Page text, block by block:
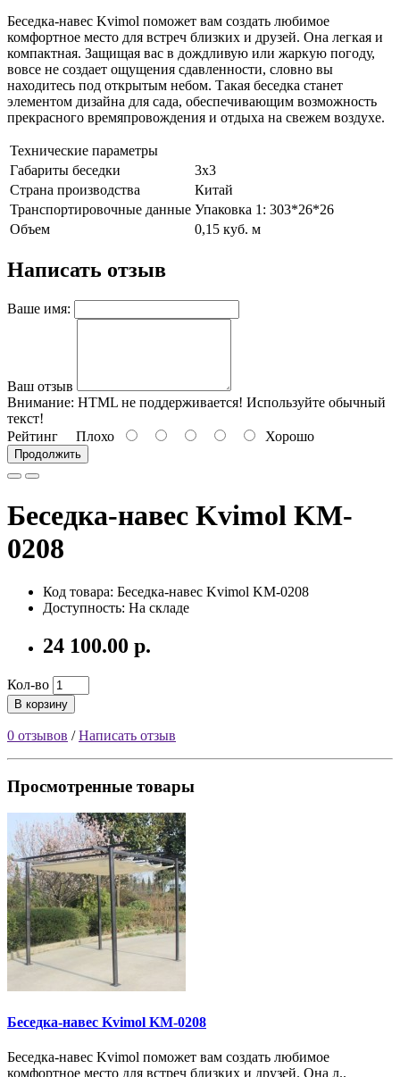
Беседка-навес Kvimol поможет вам создать любимое
комфортное место для встреч близких и друзей. Она легкая и
компактная. Защищая вас в дождливую или жаркую погоду,
вовсе не создает ощущения сдавленности, словно вы
находитесь под открытым небом. Такая беседка станет
элементом дизайна для сада, обеспечивающим возможность
прекрасного времяпровождения и отдыха на свежем воздухе.
Технические параметры
Габариты беседки
3x3
Страна производства
Китай
Транспортировочные данные Упаковка 1: 303*26*26
Объем
0,15 куб. м
Написать отзыв
Ваше имя:
Ваш отзыв
Внимание: HTML не поддерживается! Используйте обычный
текст!
Рейтинг Плохо Хорошо
Продолжить
Беседка-навес Kvimol KM-
0208
Код товара: Беседка-навес Kvimol KM-0208
Доступность: На складе
24 100.00 р.
Кол-во
В корзину
0 отзывов /Написать отзыв
Просмотренные товары
Беседка-навес Kvimol KM-0208
Беседка-навес Kvimol поможет вам создать любимое
комфортное место для встреч близких и друзей. Она л..